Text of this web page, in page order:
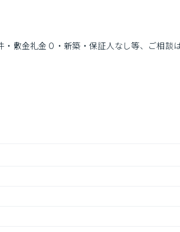
敷金礼金０・新築・保証人なし等、ご相談